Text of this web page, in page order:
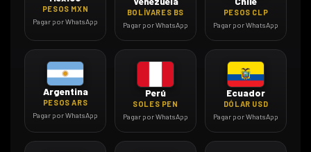
PESOS MXN
Pagar por WhatsApp
BOLÍVARES BS
Pagar por WhatsApp
PESOS CLP
Pagar por WhatsApp
Argentina
PESOS ARS
Pagar por WhatsApp
Perú
SOLES PEN
Pagar por WhatsApp
Ecuador
DÓLAR USD
Pagar por WhatsApp